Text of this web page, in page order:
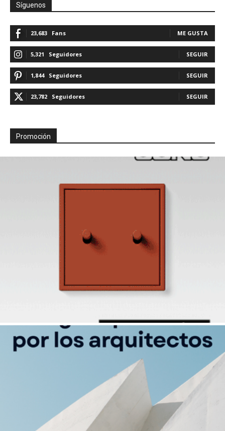
Síguenos
23,683 Fans ME GUSTA
5,321 Seguidores SEGUIR
1,844 Seguidores SEGUIR
23,782 Seguidores SEGUIR
Promoción